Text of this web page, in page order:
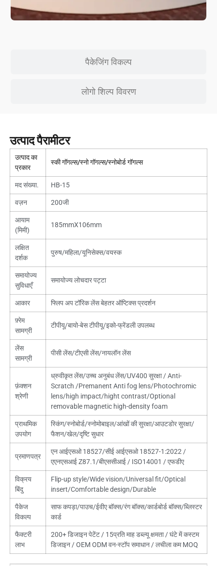
पैकेजिंग विकल्प
लोगो शिल्प विवरण
उत्पाद पैरामीटर
उत्पाद का
प्रकार
स्की गॉगल्स/स्नो गॉगल्स/स्नोबोर्ड गॉगल्स
मद संख्या. HB-15
वज़न 200जी
आयाम
(मिमी)
185mmX106mm
लक्षित
दर्शक
पुरुष/महिला/यूनिसेक्स/वयस्क
समायोज्य
सुविधाएँ
समायोज्य लोचदार पट्टा
आकार फ्लिप अप टॉरिक लेंस बेहतर ऑप्टिक्स प्रदर्शन
फ़्रेम
सामग्री
टीपीयू/बायो-बेस टीपीयू/इको-फ्रेंडली उपलब्ध
लेंस
सामग्री
पीसी लेंस/टीएसी लेंस/नायलॉन लेंस
फ़ंक्शन
श्रेणी
ध्रुवीकृत लेंस/उच्च अनुबंध लेंस/UV400 सुरक्षा /Anti-
Scratch /Premanent Anti fog lens/Photochromic
lens/high impact/hight contrast/Optional
removable magnetic high-density foam
प्राथमिक
उपयोग
स्किंग/स्नोबोर्ड/स्नोमोबाइल/आंखों की सुरक्षा/आउटडोर सुरक्षा/
फैशन/खेल/दृष्टि सुधार
प्रमाणपत्र
एन आईएसओ 18527/सीई आईएसओ 18527-1:2022 /
एएनएसआई Z87.1/बीएससीआई / ISO14001 / एफडीए
विक्रय
बिंदु
Flip-up style/Wide vision/Universal fit/Optical
insert/Comfortable design/Durable
पैकेज
विकल्प
साफ कपड़ा/पाउच/ईवीए बॉक्स/रंग बॉक्स/कार्डबोर्ड बॉक्स/ब्लिस्टर
कार्ड
फैक्टरी
लाभ
200+ डिजाइन पेटेंट / 15प्रति माह डब्ल्यू क्षमता / घंटे में कस्टम
डिजाइन / OEM ODM वन-स्टॉप समाधान / लचीला कम MOQ